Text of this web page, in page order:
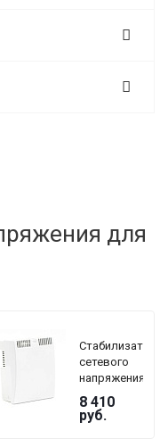
для
Стабилизатор
сетевого
напряжения
TEPLOCOM
БАСТИОН
ST-1515
8 410
руб.